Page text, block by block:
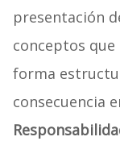
presentación
conceptos
forma
consecuencia